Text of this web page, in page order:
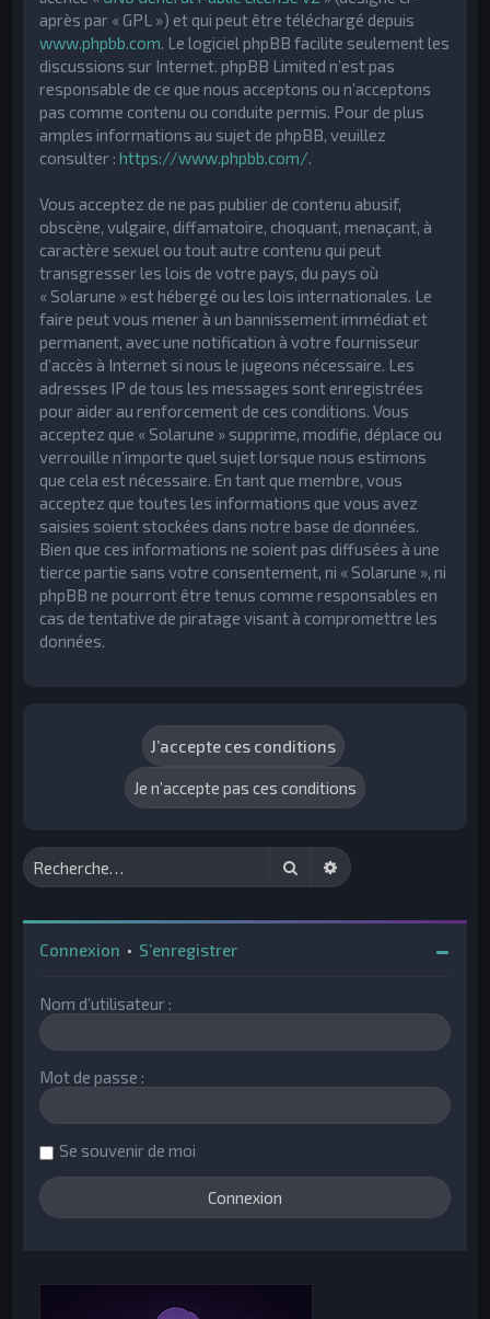
après par « GPL ») et qui peut être téléchargé depuis
www.phpbb.com. Le logiciel phpBB facilite seulement les
discussions sur Internet. phpBB Limited n’est pas
responsable de ce que nous acceptons ou n’acceptons
pas comme contenu ou conduite permis. Pour de plus
amples informations au sujet de phpBB, veuillez
consulter :https://www.phpbb.com/.
Vous acceptez de ne pas publier de contenu abusif,
obscène, vulgaire, diffamatoire, choquant, menaçant, à
caractère sexuel ou tout autre contenu qui peut
transgresser les lois de votre pays, du pays où
« Solarune » est hébergé ou les lois internationales. Le
faire peut vous mener à un bannissement immédiat et
permanent, avec une notification à votre fournisseur
d’accès à Internet si nous le jugeons nécessaire. Les
adresses IP de tous les messages sont enregistrées
pour aider au renforcement de ces conditions. Vous
acceptez que « Solarune » supprime, modifie, déplace ou
verrouille n’importe quel sujet lorsque nous estimons
que cela est nécessaire. En tant que membre, vous
acceptez que toutes les informations que vous avez
saisies soient stockées dans notre base de données.
Bien que ces informations ne soient pas diffusées à une
tierce partie sans votre consentement, ni « Solarune », ni
phpBB ne pourront être tenus comme responsables en
cas de tentative de piratage visant à compromettre les
données.
RechercherRecherche avancée
Connexion • S’enregistrer
Nom d’utilisateur :
Mot de passe :
Se souvenir de moi